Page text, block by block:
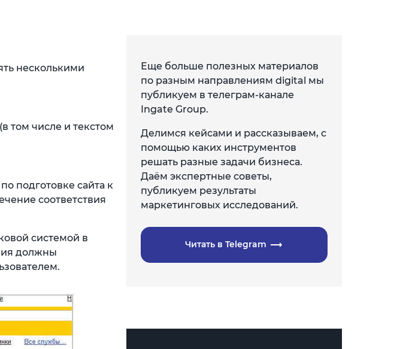
несколькими
том числе и текстом
подготовке сайта к
соответствия
системой в
должны
Еще больше полезных материалов
по разным направлениям digital мы
публикуем в телеграм-канале
Ingate Group.
Делимся кейсами и рассказываем, с
помощью каких инструментов
решать разные задачи бизнеса.
Даём экспертные советы,
публикуем результаты
маркетинговых исследований.
Читать в Telegram